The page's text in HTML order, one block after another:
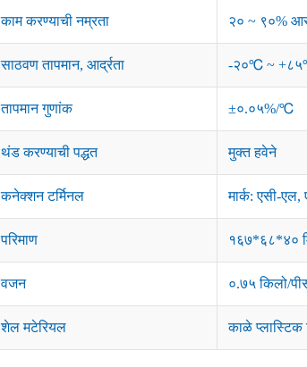
काम करण्याची नम्रता २० ~ ९०%
साठवण तापमान, आर्द्रता -२०℃ ~
तापमान गुणांक ±०.०५%/℃
थंड करण्याची पद्धत मुक्त हवेने
कनेक्शन टर्मिनल मार्क: एसी-
परिमाण १६७*६८*४०
वजन ०.७५ किलो/
शेल मटेरियल काळे प्लास्टिक